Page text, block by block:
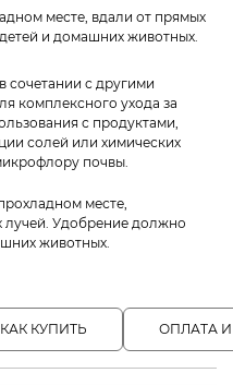
месте, вдали от прямых
и домашних животных.
сочетании с другими
комплексного ухода за
с продуктами,
солей или химических
почвы.
месте,
Удобрение должно
животных.
КАК КУПИТЬ ОПЛАТА